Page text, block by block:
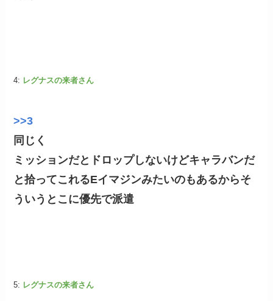
4: レグナスの来者さん
>>3
同じく
ミッションだとドロップしないけどキャラバンだ
と拾ってこれるEイマジンみたいのもあるからそ
ういうとこに優先で派遣
5: レグナスの来者さん